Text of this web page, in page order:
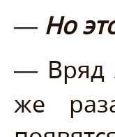
— Но
—
же